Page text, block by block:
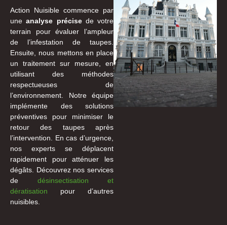
Action Nuisible commence par
uneanalyse précisede votre
terrain pour évaluer l’ampleur
de l’infestation de taupes.
Ensuite, nous mettons en place
un traitement sur mesure, en
utilisant des méthodes
respectueuses de
l’environnement. Notre équipe
implémente des solutions
préventives pour minimiser le
retour des taupes après
l’intervention. En cas d’urgence,
nos experts se déplacent
rapidement pour atténuer les
dégâts. Découvrez nos services
de désinsectisation et
dératisation pour d’autres
nuisibles.